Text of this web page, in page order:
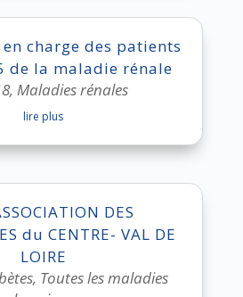
en charge des patients
de la maladie rénale
, Maladies rénales
lire plus
DES
du CENTRE- VAL DE
LOIRE
, Toutes les maladies